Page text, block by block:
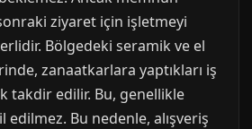
ziyaret için işletmeyi
Bölgedeki seramik ve el
zanaatkarlara yaptıkları iş
takdir edilir. Bu, genellikle
edilmez. Bu nedenle, alışveriş